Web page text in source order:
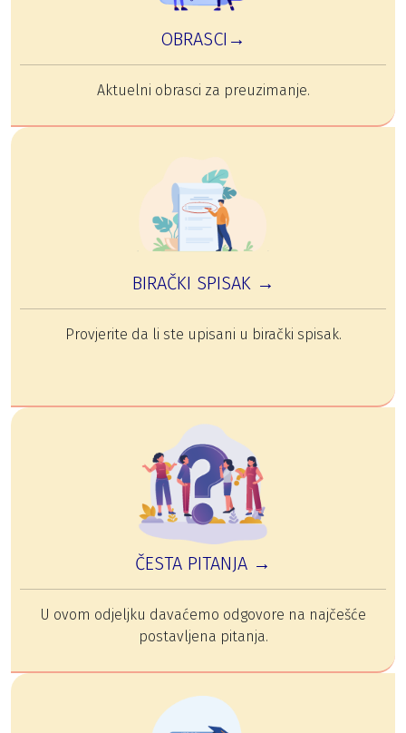
OBRASCI→
Aktuelni obrasci za preuzimanje.
BIRAČKI SPISAK →
Provjerite da li ste upisani u birački spisak.
ČESTA PITANJA →
U ovom odjeljku davaćemo odgovore na najčešće
postavljena pitanja.